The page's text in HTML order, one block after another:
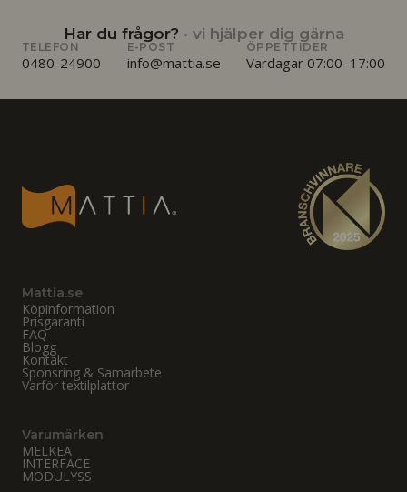
Har du frågor? · vi hjälper dig gärna
TELEFON
0480-24900
E-POST
info@mattia.se
ÖPPETTIDER
Vardagar 07:00–17:00
Mattia.se
Köpinformation
Prisgaranti
FAQ
Blogg
Kontakt
Sponsring & Samarbete
Varför textilplattor
Varumärken
MELKEA
INTERFACE
MODULYSS